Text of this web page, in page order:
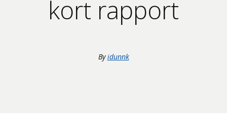
kort rapport
By idunnk